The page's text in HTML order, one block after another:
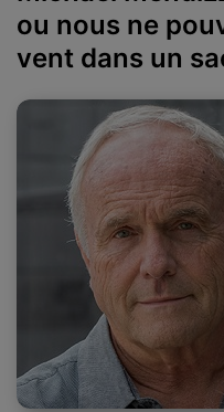
ou nous ne
vent dans un